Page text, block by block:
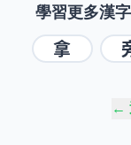
學習更多漢
拿
←